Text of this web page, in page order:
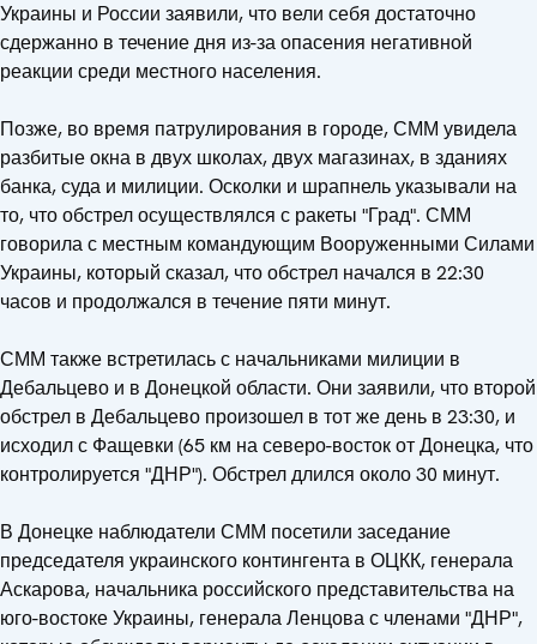
Украины и России заявили, что вели себя достаточно
сдержанно в течение дня из-за опасения негативной
реакции среди местного населения.
Позже, во время патрулирования в городе, СММ увидела
разбитые окна в двух школах, двух магазинах, в зданиях
банка, суда и милиции. Осколки и шрапнель указывали на
то, что обстрел осуществлялся с ракеты "Град". СММ
говорила с местным командующим Вооруженными Силами
Украины, который сказал, что обстрел начался в 22:30
часов и продолжался в течение пяти минут.
СММ также встретилась с начальниками милиции в
Дебальцево и в Донецкой области. Они заявили, что второй
обстрел в Дебальцево произошел в тот же день в 23:30, и
исходил с Фащевки (65 км на северо-восток от Донецка, что
контролируется "ДНР"). Обстрел длился около 30 минут.
В Донецке наблюдатели СММ посетили заседание
председателя украинского контингента в ОЦКК, генерала
Аскарова, начальника российского представительства на
юго-востоке Украины, генерала Ленцова с членами "ДНР",